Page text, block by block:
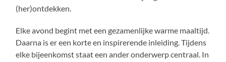
(her)ontdekken.
Elke avond begint met een gezamenlijke warme maaltijd.
Daarna is er een korte en inspirerende inleiding. Tijdens
elke bijeenkomst staat een ander onderwerp centraal. In